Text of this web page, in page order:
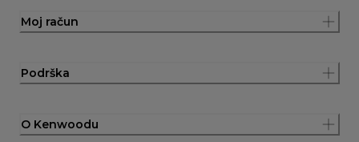
Moj račun
Podrška
O Kenwoodu